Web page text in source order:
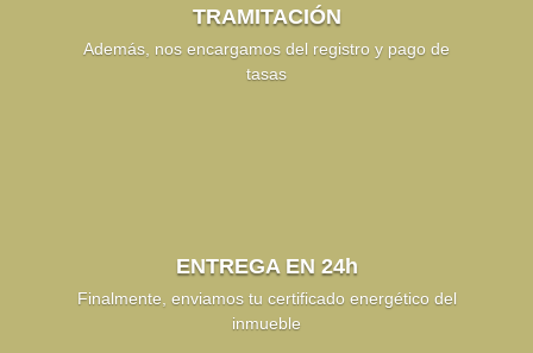
TRAMITACIÓN
Además, nos encargamos del registro y pago de
tasas
ENTREGA EN 24h
Finalmente, enviamos tu certificado energético del
inmueble